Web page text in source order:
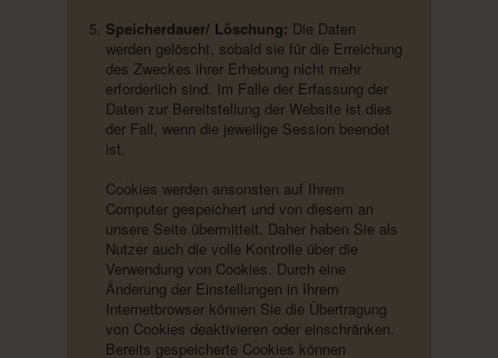
Speicherdauer/ Löschung: Die Daten
werden gelöscht, sobald sie für die Erreichung
des Zweckes ihrer Erhebung nicht mehr
erforderlich sind. Im Falle der Erfassung der
Daten zur Bereitstellung der Website ist dies
der Fall, wenn die jeweilige Session beendet
ist.
Cookies werden ansonsten auf Ihrem
Computer gespeichert und von diesem an
unsere Seite übermittelt. Daher haben Sie als
Nutzer auch die volle Kontrolle über die
Verwendung von Cookies. Durch eine
Änderung der Einstellungen in Ihrem
Internetbrowser können Sie die Übertragung
von Cookies deaktivieren oder einschränken.
Bereits gespeicherte Cookies können